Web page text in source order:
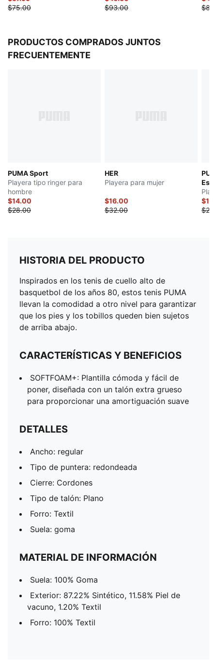
$75.00
$93.00
PRODUCTOS COMPRADOS JUNTOS
FRECUENTEMENTE
PUMA Sport
Playera tipo ringer para
hombre
$14.00
$28.00
HER
Playera para mujer
$16.00
$32.00
HISTORIA DEL PRODUCTO
Inspirados en los tenis de cuello alto de
basquetbol de los años 80, estos tenis PUMA
llevan la comodidad a otro nivel para garantizar
que los pies y los tobillos queden bien sujetos
de arriba abajo.
CARACTERÍSTICAS Y BENEFICIOS
SOFTFOAM+: Plantilla cómoda y fácil de
poner, diseñada con un talón extra grueso
para proporcionar una amortiguación suave
DETALLES
Ancho: regular
Tipo de puntera: redondeada
Cierre: Cordones
Tipo de talón: Plano
Forro: Textil
Suela: goma
MATERIAL DE INFORMACIÓN
Suela: 100% Goma
Exterior: 87.22% Sintético, 11.58% Piel de
vacuno, 1.20% Textil
Forro: 100% Textil